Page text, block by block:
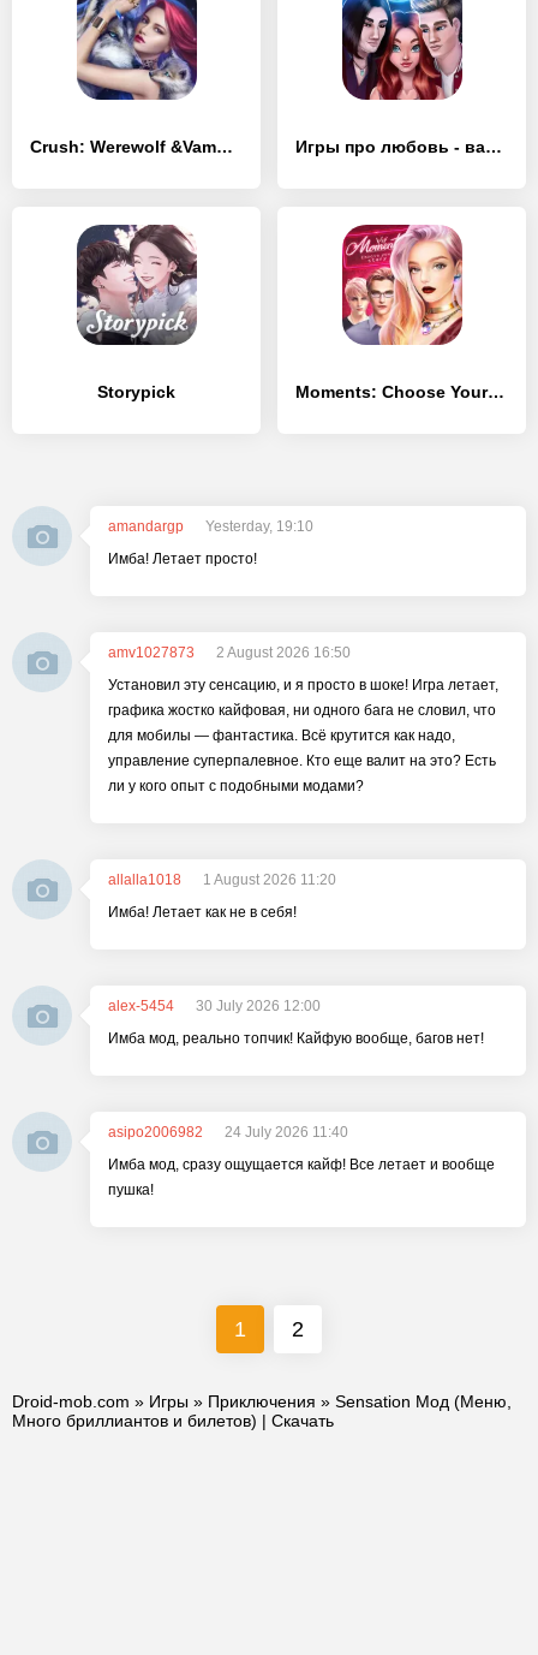
Crush: Werewolf &Vampire Story Игры про любовь - вампиры
Storypick Moments: Choose Your Story
amandargp
Yesterday, 19:10
Имба! Летает просто!
amv1027873
2 August 2026 16:50
Установил эту сенсацию, и я просто в шоке! Игра летает,
графика жостко кайфовая, ни одного бага не словил, что
для мобилы — фантастика. Всё крутится как надо,
управление суперпалевное. Кто еще валит на это? Есть
ли у кого опыт с подобными модами?
allalla1018
1 August 2026 11:20
Имба! Летает как не в себя!
alex-5454
30 July 2026 12:00
Имба мод, реально топчик! Кайфую вообще, багов нет!
asipo2006982
24 July 2026 11:40
Имба мод, сразу ощущается кайф! Все летает и вообще
пушка!
1 2
Droid-mob.com » Игры » Приключения » Sensation Мод (Меню,
Много бриллиантов и билетов) | Скачать